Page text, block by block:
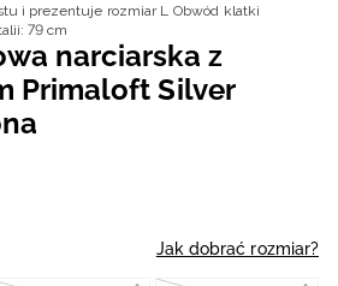
i prezentuje rozmiar L Obwód klatki
79 cm
narciarska z
Primaloft Silver
Jak dobrać rozmiar?